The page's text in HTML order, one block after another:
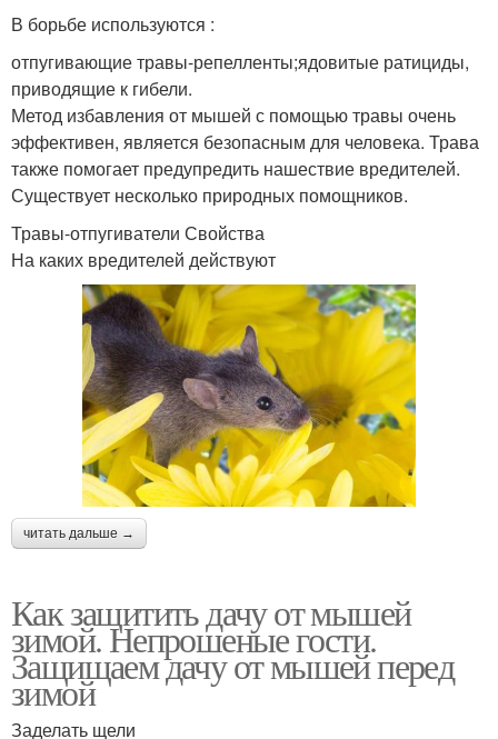
В борьбе используются :
отпугивающие травы-репелленты;ядовитые ратициды,
приводящие к гибели.
Метод избавления от мышей с помощью травы очень
эффективен, является безопасным для человека. Трава
также помогает предупредить нашествие вредителей.
Существует несколько природных помощников.
Травы-отпугиватели Свойства
На каких вредителей действуют
читать дальше →
Как защитить дачу от мышей
зимой. Непрошеные гости.
Защищаем дачу от мышей перед
зимой
Заделать щели